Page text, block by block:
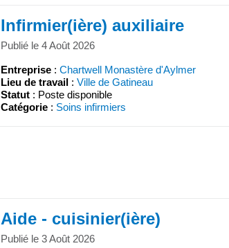
Infirmier(ière) auxiliaire
Publié le 4 Août 2026
Entreprise : Chartwell Monastère d'Aylmer
Lieu de travail : Ville de Gatineau
Statut : Poste disponible
Catégorie : Soins infirmiers
Aide - cuisinier(ière)
Publié le 3 Août 2026